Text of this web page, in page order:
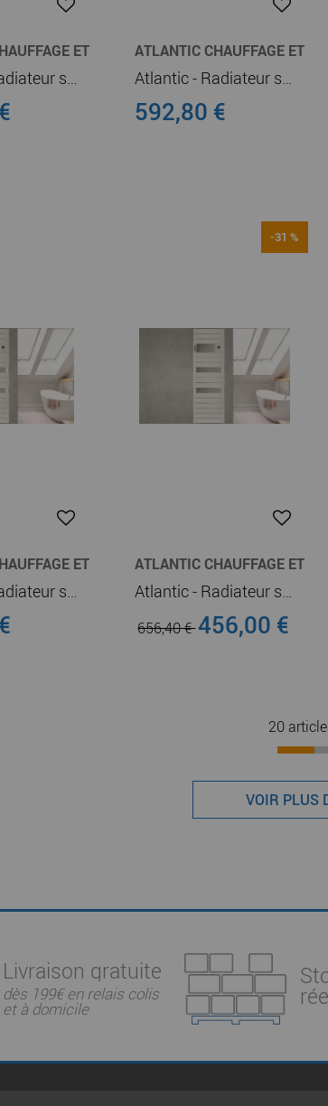
ET
Atlantic - Radiateur sèche-serviettes connecté Adelis digital 1000W Blanc Carat (862772)
ATLANTIC CHAUFFAGE ET
Atlantic - Radiateur sèche-serviettes connecté Adelis digital 750W Blanc Carat (862668)
592,80 €
ET
Atlantic - Radiateur sèche-serviettes connecté Adelis digital étroit 750W Blanc Brillant (862769)
-31 %
ATLANTIC CHAUFFAGE ET
Atlantic - Radiateur sèche-serviettes connecté Adelis digital étroit 500W Blanc Brillant (862768)
656,40 €456,00 €
20
VOIR PLUS
Livraison gratuite
dès 199€ en relais colis
et à domicile